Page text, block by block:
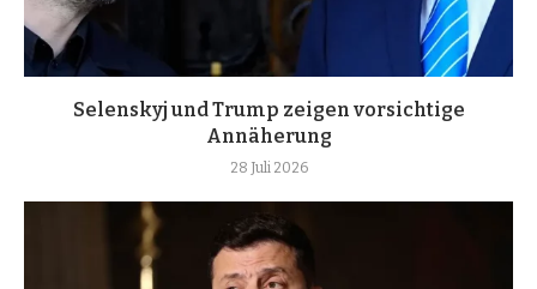
Selenskyj und Trump zeigen vorsichtige
Annäherung
28 Juli 2026